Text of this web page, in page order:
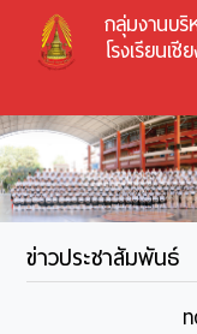
กลุ่มงานบริ
โรงเรียนเ
ข่าวประชาสัมพันธ์